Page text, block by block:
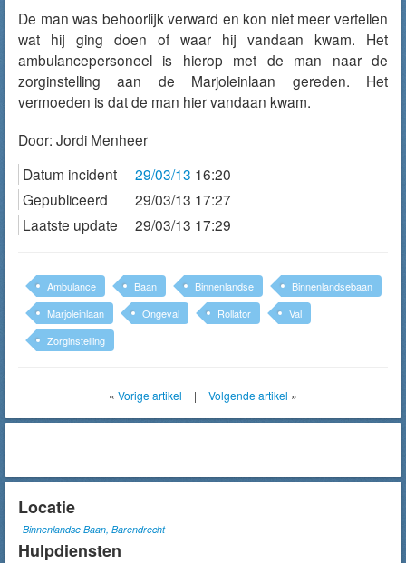
De man was behoorlijk verward en kon niet meer vertellen
wat hij ging doen of waar hij vandaan kwam. Het
ambulancepersoneel is hierop met de man naar de
zorginstelling aan de Marjoleinlaan gereden. Het
vermoeden is dat de man hier vandaan kwam.
Door: Jordi Menheer
Datum incident
29/03/13 16:20
Gepubliceerd
29/03/13 17:27
Laatste update
29/03/13 17:29
Ambulance Baan Binnenlandse
Binnenlandsebaan
Marjoleinlaan
Ongeval Rollator
Val
Zorginstelling
« Vorige artikel | Volgende artikel »
Locatie
Binnenlandse Baan, Barendrecht
Hulpdiensten